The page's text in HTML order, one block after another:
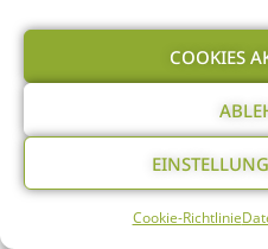
COOKIES
Cookie-Richtlinie
„Klarheit und Struktur in